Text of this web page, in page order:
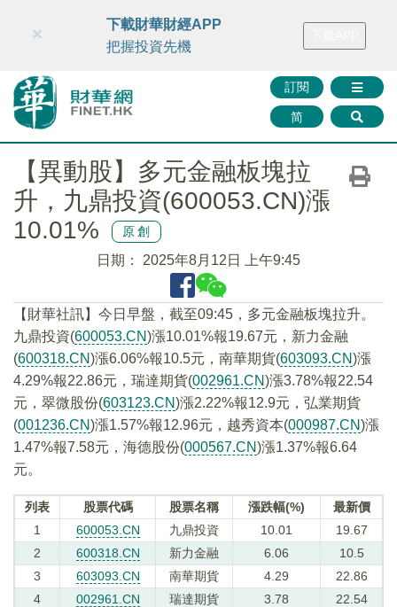
財華智庫網 FINTV FINMETA 財華證券 媒體矩陣
訂閱
简
×
下載財華財經APP
把握投資先機
【異動股】多元金融板塊拉
升，九鼎投資(600053.CN)漲
10.01%
原創
日期： 2025年8月12日 上午9:45
【財華社訊】今日早盤，截至09:45，多元金融板塊拉升。
九鼎投資(600053.CN)漲10.01%報19.67元，新力金融
(600318.CN)漲6.06%報10.5元，南華期貨(603093.CN)漲
4.29%報22.86元，瑞達期貨(002961.CN)漲3.78%報22.54
元，翠微股份(603123.CN)漲2.22%報12.9元，弘業期貨
(001236.CN)漲1.57%報12.96元，越秀資本(000987.CN)漲
1.47%報7.58元，海德股份(000567.CN)漲1.37%報6.64
元。
列表 股票代碼 股票名稱 漲跌幅(%)
最新價
1
600053.CN 九鼎投資 10.01
19.67
2
600318.CN 新力金融 6.06
10.5
3
603093.CN 南華期貨 4.29
22.86
4
002961.CN 瑞達期貨 3.78
22.54